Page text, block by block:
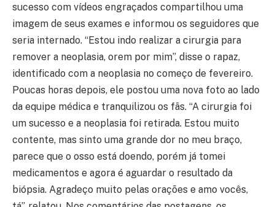
sucesso com vídeos engraçados compartilhou uma
imagem de seus exames e informou os seguidores que
seria internado. “Estou indo realizar a cirurgia para
remover a neoplasia, orem por mim”, disse o rapaz,
identificado com a neoplasia no começo de fevereiro.
Poucas horas depois, ele postou uma nova foto ao lado
da equipe médica e tranquilizou os fãs. “A cirurgia foi
um sucesso e a neoplasia foi retirada. Estou muito
contente, mas sinto uma grande dor no meu braço,
parece que o osso está doendo, porém já tomei
medicamentos e agora é aguardar o resultado da
biópsia. Agradeço muito pelas orações e amo vocês,